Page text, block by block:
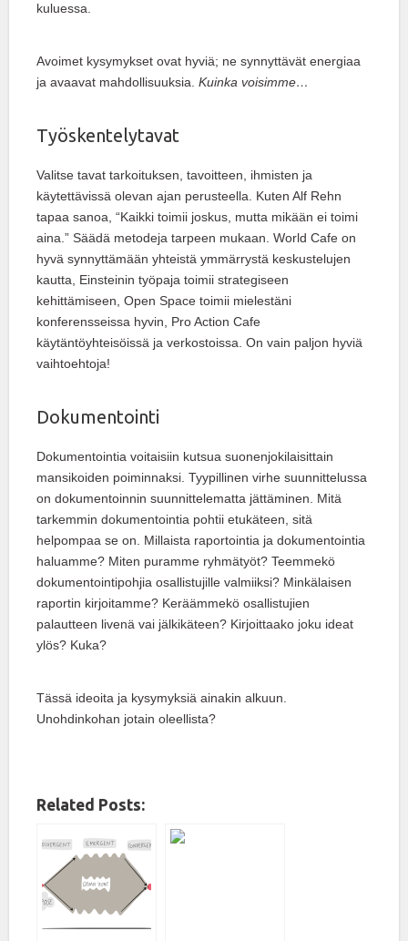
kuluessa.
Avoimet kysymykset ovat hyviä; ne synnyttävät energiaa
ja avaavat mahdollisuuksia. Kuinka voisimme…
Työskentelytavat
Valitse tavat tarkoituksen, tavoitteen, ihmisten ja
käytettävissä olevan ajan perusteella. Kuten Alf Rehn
tapaa sanoa, “Kaikki toimii joskus, mutta mikään ei toimi
aina.” Säädä metodeja tarpeen mukaan. World Cafe on
hyvä synnyttämään yhteistä ymmärrystä keskustelujen
kautta, Einsteinin työpaja toimii strategiseen
kehittämiseen, Open Space toimii mielestäni
konferensseissa hyvin, Pro Action Cafe
käytäntöyhteisöissä ja verkostoissa. On vain paljon hyviä
vaihtoehtoja!
Dokumentointi
Dokumentointia voitaisiin kutsua suonenjokilaisittain
mansikoiden poiminnaksi. Tyypillinen virhe suunnittelussa
on dokumentoinnin suunnittelematta jättäminen. Mitä
tarkemmin dokumentointia pohtii etukäteen, sitä
helpompaa se on. Millaista raportointia ja dokumentointia
haluamme? Miten puramme ryhmätyöt? Teemmekö
dokumentointipohjia osallistujille valmiiksi? Minkälaisen
raportin kirjoitamme? Keräämmekö osallistujien
palautteen livenä vai jälkikäteen? Kirjoittaako joku ideat
ylös? Kuka?
Tässä ideoita ja kysymyksiä ainakin alkuun.
Unohdinkohan jotain oleellista?
Related Posts: